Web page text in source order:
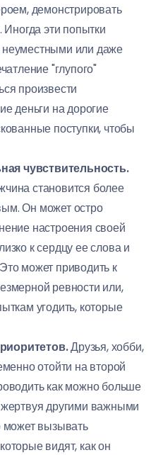
демонстрировать
эти попытки
или даже
"глупого"
произвести
деньги на дорогие
поступки, чтобы
чувствительность.
становится более
Он может остро
настроения своей
к сердцу ее слова и
может приводить к
ревности или,
угодить, которые
Друзья, хобби,
отойти на второй
как можно больше
другими важными
может вызывать
видят, как он